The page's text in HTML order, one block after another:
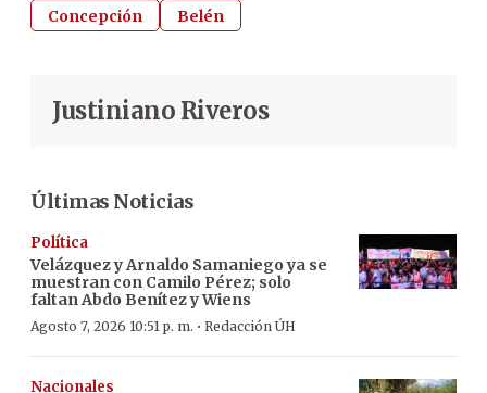
Concepción Belén
Justiniano Riveros
Últimas Noticias
Política
Velázquez y Arnaldo Samaniego ya se
muestran con Camilo Pérez; solo
faltan Abdo Benítez y Wiens
Agosto 7, 2026 10:51 p. m. · Redacción ÚH
Nacionales